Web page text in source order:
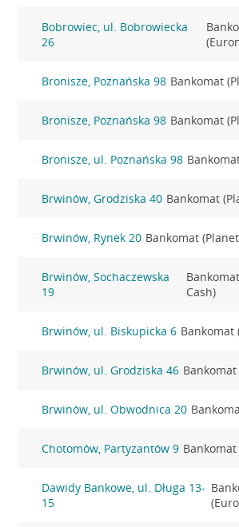
Bobrowiec, ul. Bobrowiecka
26
Bronisze, Poznańska 98 Bankomat
Bronisze, Poznańska 98 Bankomat
Bronisze, ul. Poznańska 98
Brwinów, Grodziska 40 Bankomat
Brwinów, Rynek 20 Bankomat
Brwinów, Sochaczewska
19
Cash)
Brwinów, ul. Biskupicka 6 Bankomat
Brwinów, ul. Grodziska 46
Brwinów, ul. Obwodnica 20
Chotomów, Partyzantów 9
Dawidy Bankowe, ul. Długa 13-
15